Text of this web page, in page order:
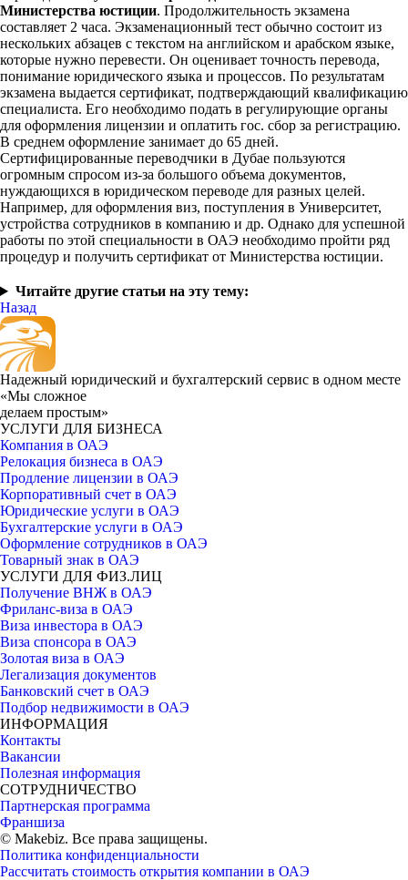
Министерства юстиции. Продолжительность экзамена
составляет 2 часа. Экзаменационный тест обычно состоит из
нескольких абзацев с текстом на английском и арабском языке,
которые нужно перевести. Он оценивает точность перевода,
понимание юридического языка и процессов. По результатам
экзамена выдается сертификат, подтверждающий квалификацию
специалиста. Его необходимо подать в регулирующие органы
для оформления лицензии и оплатить гос. сбор за регистрацию.
В среднем оформление занимает до 65 дней.
Сертифицированные переводчики в Дубае пользуются
огромным спросом из-за большого объема документов,
нуждающихся в юридическом переводе для разных целей.
Например, для оформления виз, поступления в Университет,
устройства сотрудников в компанию и др. Однако для успешной
работы по этой специальности в ОАЭ необходимо пройти ряд
процедур и получить сертификат от Министерства юстиции.
Читайте другие статьи на эту тему:
Назад
Надежный юридический и бухгалтерский сервис в одном месте
«Мы сложное
делаем простым»
УСЛУГИ ДЛЯ БИЗНЕСА
Компания в ОАЭ
Релокация бизнеса в ОАЭ
Продление лицензии в ОАЭ
Корпоративный счет в ОАЭ
Юридические услуги в ОАЭ
Бухгалтерские услуги в ОАЭ
Оформление сотрудников в ОАЭ
Товарный знак в ОАЭ
УСЛУГИ ДЛЯ ФИЗ.ЛИЦ
Получение ВНЖ в ОАЭ
Фриланс-виза в ОАЭ
Виза инвестора в ОАЭ
Виза спонсора в ОАЭ
Золотая виза в ОАЭ
Легализация документов
Банковский счет в ОАЭ
Подбор недвижимости в ОАЭ
ИНФОРМАЦИЯ
Контакты
Вакансии
Полезная информация
СОТРУДНИЧЕСТВО
Партнерская программа
Франшиза
© Makebiz. Все права защищены.
Политика конфиденциальности
Рассчитать стоимость открытия компании в ОАЭ